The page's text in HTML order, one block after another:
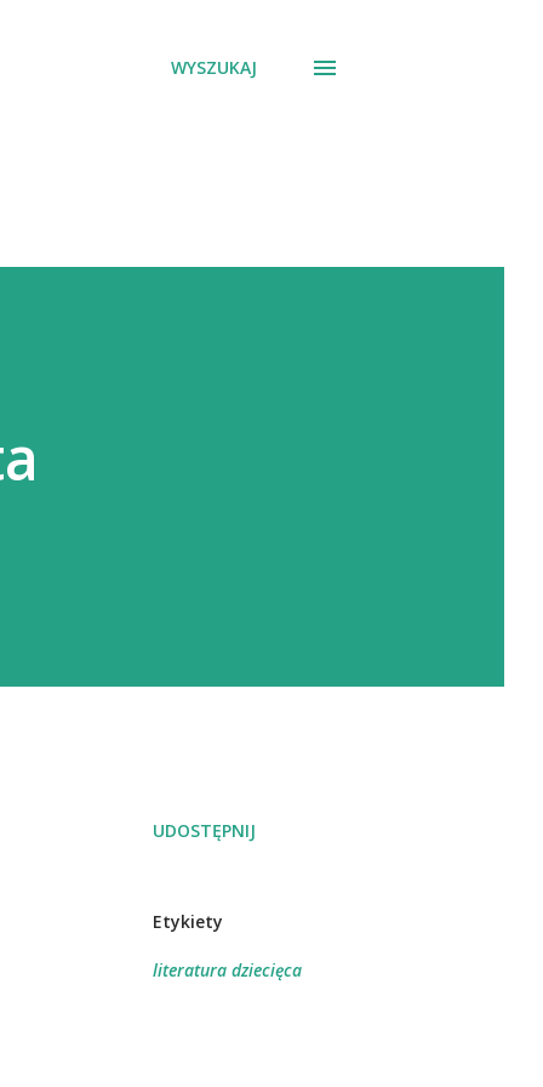
WYSZUKAJ
UDOSTĘPNIJ
Etykiety
literatura dziecięca